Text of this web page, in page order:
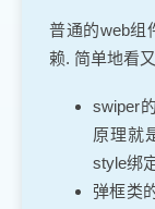
普通的web组
赖. 简单地看
swiper
原理就
style绑
弹框类